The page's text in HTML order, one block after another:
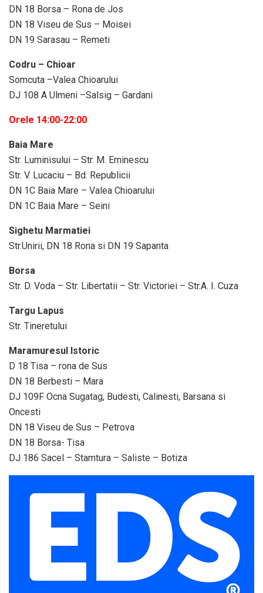
DN 18 Borsa – Rona de Jos
DN 18 Viseu de Sus – Moisei
DN 19 Sarasau – Remeti
Codru – Chioar
Somcuta –Valea Chioarului
DJ 108 A Ulmeni –Salsig – Gardani
Orele 14:00-22:00
Baia Mare
Str. Luminisului – Str. M. Eminescu
Str. V. Lucaciu – Bd. Republicii
DN 1C Baia Mare – Valea Chioarului
DN 1C Baia Mare – Seini
Sighetu Marmatiei
Str.Unirii, DN 18 Rona si DN 19 Sapanta
Borsa
Str. D. Voda – Str. Libertatii – Str. Victoriei – Str.A. I. Cuza
Targu Lapus
Str. Tineretului
Maramuresul Istoric
D 18 Tisa – rona de Sus
DN 18 Berbesti – Mara
DJ 109F Ocna Sugatag, Budesti, Calinesti, Barsana si
Oncesti
DN 18 Viseu de Sus – Petrova
DN 18 Borsa- Tisa
DJ 186 Sacel – Stamtura – Saliste – Botiza